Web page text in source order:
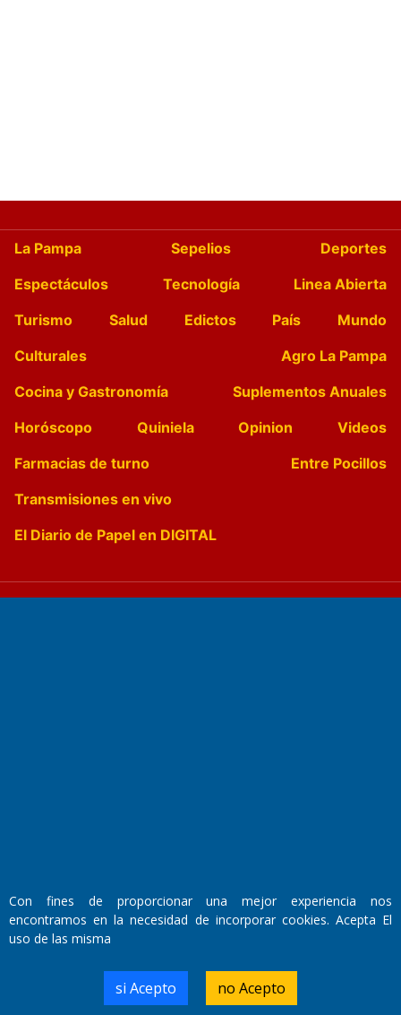
La Pampa Sepelios
Deportes
Espectáculos
Tecnología
Linea Abierta
Turismo
Salud Edictos País
Mundo
Culturales
Agro La Pampa
Cocina y Gastronomía
Suplementos Anuales
Horóscopo
Quiniela Opinion
Videos
Farmacias de turno
Entre Pocillos
Transmisiones en vivo
El Diario de Papel en DIGITAL
Santa Rosa, La Pampa.
Número de Registro DNDA:
RL-2019-55551274-APN-DNDA#MJ
Con fines de proporcionar una mejor experiencia nos
encontramos en la necesidad de incorporar cookies. Acepta El
uso de las misma
si Acepto no Acepto